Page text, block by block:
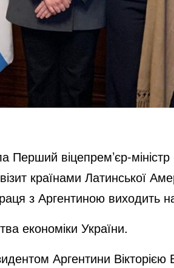
Перший віцепрем’єр-
країнами Латинської
з Аргентиною виходить
економіки України.
Аргентини